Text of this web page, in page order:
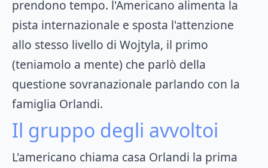
prendono tempo. l'Americano alimenta la
pista internazionale e sposta l'attenzione
allo stesso livello di Wojtyla, il primo
(teniamolo a mente) che parlò della
questione sovranazionale parlando con la
famiglia Orlandi.
Il gruppo degli avvoltoi
L'americano chiama casa Orlandi la prima